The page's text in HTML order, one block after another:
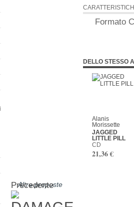
Formato
DELLO STESSO
Alanis
Morissette
JAGGED
LITTLE PILL
CD
21,36 €
Altre proposte
Precedente